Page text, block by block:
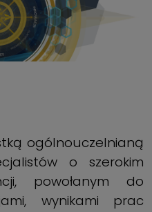
ogólnouczelnianą
o szerokim
powołanym do
wynikami prac